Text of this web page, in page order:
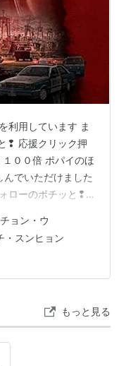
利用しています ま
❢ 応援クリック押
００倍 ポパイのほ
でいただけました
ローのポチッと❢
野獣の血 - 原題:
フほか お わ り
ルコメント ＃ハ
００倍…
チョン・ウ
・スンヒョン
もっと見る